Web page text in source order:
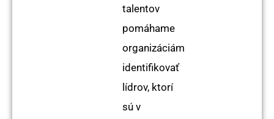
talentov
pomáhame
organizáciám
identifikovať
lídrov, ktorí
sú v